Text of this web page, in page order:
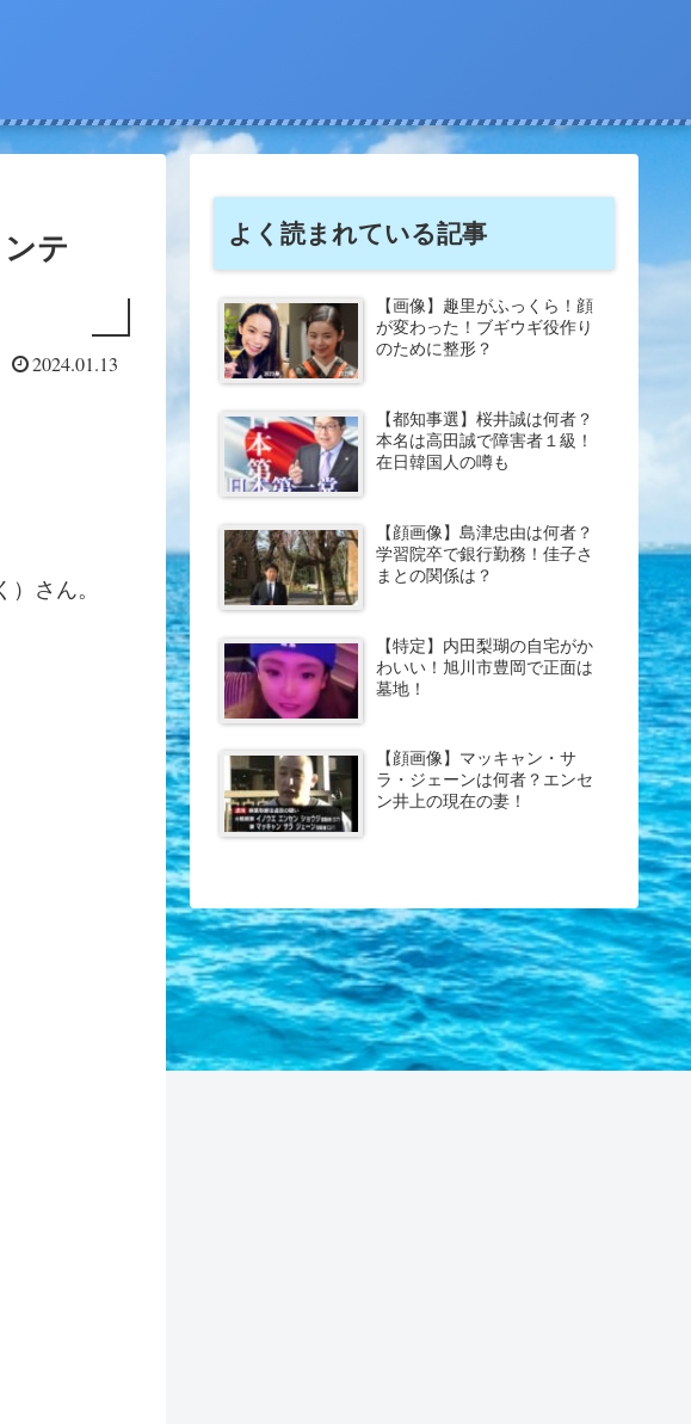
テ
2024.01.13
さん。
よく読まれている記事
【画像】趣里がふっくら！顔
が変わった！ブギウギ役作り
のために整形？
【都知事選】桜井誠は何者？
本名は高田誠で障害者１級！
在日韓国人の噂も
【顔画像】島津忠由は何者？
学習院卒で銀行勤務！佳子さ
まとの関係は？
【特定】内田梨瑚の自宅がか
わいい！旭川市豊岡で正面は
墓地！
【顔画像】マッキャン・サ
ラ・ジェーンは何者？エンセ
ン井上の現在の妻！